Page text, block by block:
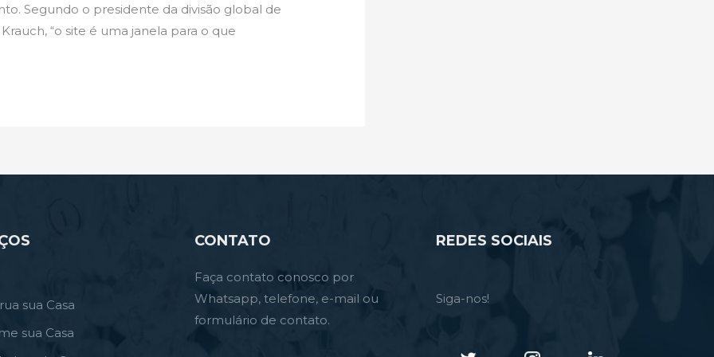
Segundo o presidente da divisão global de
“o site é uma janela para o que
sua Casa
sua Casa
CONTATO
Faça contato conosco por
Whatsapp, telefone, e-mail ou
formulário de contato.
REDES SOCIAIS
Siga-nos!